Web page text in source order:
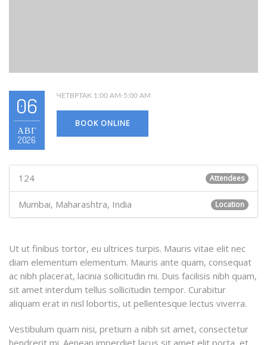
06
АВГ
2026
ЧЕТВРТАК 1:00 AM-5:00 AM
BOOK ONLINE
124 Attendees
Mumbai, Maharashtra, India Location
Ut ut finibus tortor, eu ultrices turpis. Mauris vitae elit nec
diam elementum elementum. Mauris ante quam, consequat
ac nibh placerat, lacinia sollicitudin mi. Duis facilisis nibh quam,
sit amet interdum tellus sollicitudin tempor. Curabitur
aliquam erat in nisl lobortis, ut pellentesque lectus viverra.
Vestibulum quam nisi, pretium a nibh sit amet, consectetur
hendrerit mi. Aenean imperdiet lacus sit amet elit porta, et